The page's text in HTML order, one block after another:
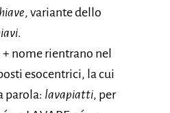
, variante dello
.
nome rientrano nel
esocentrici, la cui
parola: lavapiatti, per